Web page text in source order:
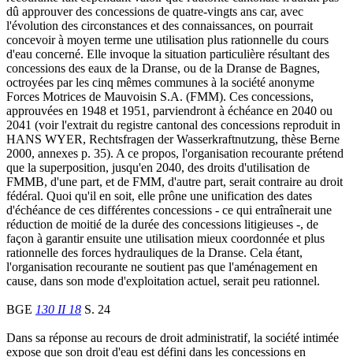
dû approuver des concessions de quatre-vingts ans car, avec
l'évolution des circonstances et des connaissances, on pourrait
concevoir à moyen terme une utilisation plus rationnelle du cours
d'eau concerné. Elle invoque la situation particulière résultant des
concessions des eaux de la Dranse, ou de la Dranse de Bagnes,
octroyées par les cinq mêmes communes à la société anonyme
Forces Motrices de Mauvoisin S.A. (FMM). Ces concessions,
approuvées en 1948 et 1951, parviendront à échéance en 2040 ou
2041 (voir l'extrait du registre cantonal des concessions reproduit in
HANS WYER, Rechtsfragen der Wasserkraftnutzung, thèse Berne
2000, annexes p. 35). A ce propos, l'organisation recourante prétend
que la superposition, jusqu'en 2040, des droits d'utilisation de
FMMB, d'une part, et de FMM, d'autre part, serait contraire au droit
fédéral. Quoi qu'il en soit, elle prône une unification des dates
d'échéance de ces différentes concessions - ce qui entraînerait une
réduction de moitié de la durée des concessions litigieuses -, de
façon à garantir ensuite une utilisation mieux coordonnée et plus
rationnelle des forces hydrauliques de la Dranse. Cela étant,
l'organisation recourante ne soutient pas que l'aménagement en
cause, dans son mode d'exploitation actuel, serait peu rationnel.
BGE 130 II 18 S. 24
Dans sa réponse au recours de droit administratif, la société intimée
expose que son droit d'eau est défini dans les concessions en